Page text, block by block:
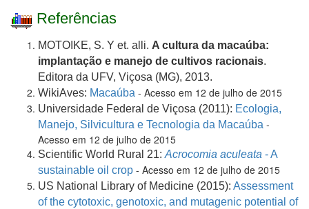
Referências
MOTOIKE, S. Y et. alli. A cultura da macaúba:
implantação e manejo de cultivos racionais.
Editora da UFV, Viçosa (MG), 2013.
WikiAves: Macaúba - Acesso em 12 de julho de 2015
Universidade Federal de Viçosa (2011): Ecologia,
Manejo, Silvicultura e Tecnologia da Macaúba -
Acesso em 12 de julho de 2015
Scientific World Rural 21: Acrocomia aculeata - A
sustainable oil crop - Acesso em 12 de julho de 2015
US National Library of Medicine (2015): Assessment
of the cytotoxic, genotoxic, and mutagenic potential of